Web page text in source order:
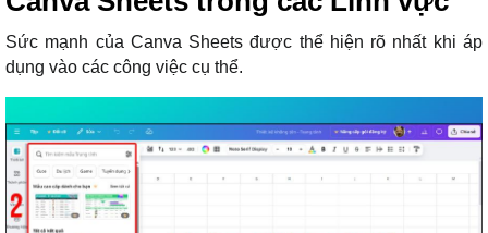
Sức mạnh của Canva Sheets được thể hiện rõ nhất khi áp
dụng vào các công việc cụ thể.